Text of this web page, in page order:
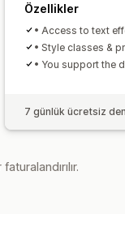
Özellikler
• Access to text
• Style classes &
• You support the
7 günlük ücretsiz